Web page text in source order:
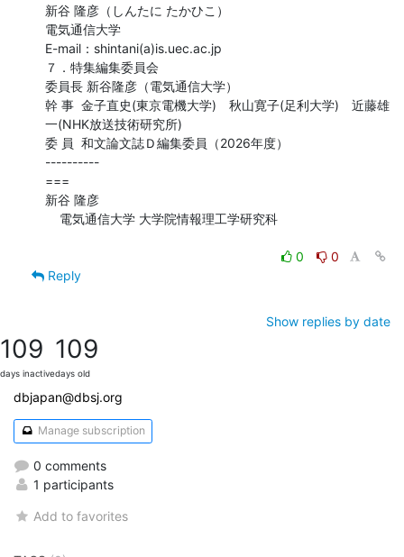
新谷 隆彦（しんたに たかひこ）
電気通信大学
E-mail：shintani(a)is.uec.ac.jp
７．特集編集委員会
委員長 新谷隆彦（電気通信大学）
幹 事  金子直史(東京電機大学)　秋山寛子(足利大学)　近藤雄
一(NHK放送技術研究所)
委 員  和文論文誌Ｄ編集委員（2026年度）
----------
===
新谷 隆彦
0
0
Reply
Show replies by date
109
days inactive
109
days old
dbjapan@dbsj.org
Manage subscription
0 comments
1 participants
Add to favorites